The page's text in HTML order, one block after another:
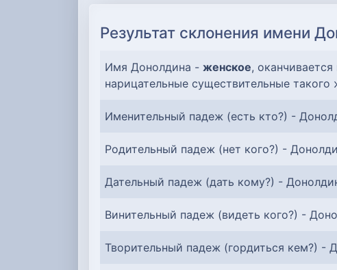
Результат склонения имени
Имя Донолдина - женское, оканчивается
нарицательные существительные такого
Именительный падеж (есть кто?) -
Родительный падеж (нет кого?) -
Дательный падеж (дать кому?) -
Винительный падеж (видеть кого?) -
Творительный падеж (гордиться кем?) -